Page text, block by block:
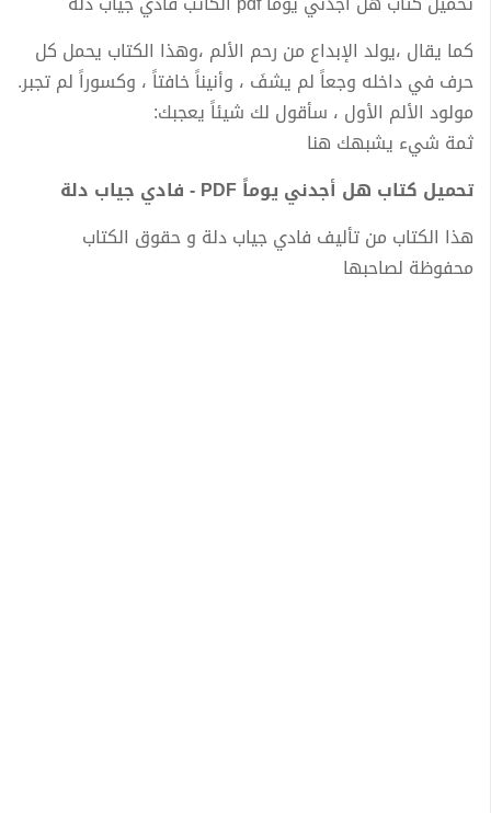
كما يقال ،يولد الإبداع من رحم الألم ،وهذا الكتاب يحمل كل
حرف في داخله وجعاً لم يشفَ ، وأنيناً خافتاً ، وكسوراً لم تجبر.
مولود الألم الأول ، سأقول لك شيئاً يعجبك:
ثمة شيء يشبهك هنا
تحميل كتاب هل أجدني يوماً PDF - فادي جياب دلة
هذا الكتاب من تأليف فادي جياب دلة و حقوق الكتاب
محفوظة لصاحبها